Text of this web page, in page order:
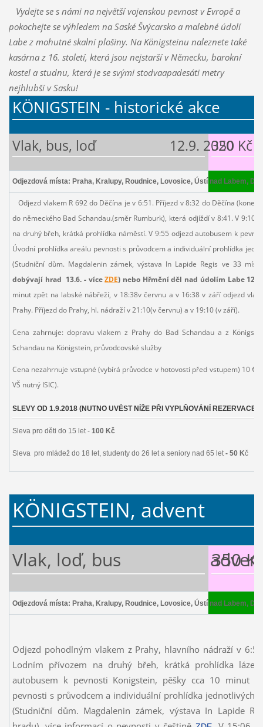
Vydejte se s námi na největší vojenskou pevnost v Evropě a
pokochejte se výhledem na Saské Švýcarsko a malebné údolí
Labe z mohutné skalní plošiny. Na Königsteinu naleznete také
kasárna z 16. století, která jsou nejstarší v Německu, barokní
kostel a studnu, která je se svými stodvaapadesáti metry
nejhlubší v Sasku!
KÖNIGSTEIN - historické akce
Vlak, bus, loď 12.9. 2020
350 Kč
Odjezdová místa: Praha, Kralupy, Roudnice, Lovosice, Ústí nad Labem,
Odjezd vlakem R 692 do Děčína je v 6:51. Příjezd v 8:32 do Děčína
do německého Bad Schandau.(směr Rumburk), která odjíždí v 8:41. V
na druhý břeh, krátká prohlídka náměstí. V 9:55 odjezd autobusem k
Úvodní prohlídka areálu pevnosti s průvodcem a individuální prohlídka
(Studniční dům. Magdalenin zámek, výstava In Lapide Regis ve 33
dobývají hrad 13.6. - víceZDE) nebo Hřmění děl nad údolím Labe
minut zpět na labské nábřeží, v 18:38v červnu a v 16:38 v září odjezd
Prahy. Příjezd do Prahy, hl. nádraží v 21:10(v červnu) a v 19:10 (v září).
Cena zahrnuje: dopravu vlakem z Prahy do Bad Schandau a z
Schandau na Königstein, průvodcovské služby
Cena nezahrnuje vstupné (vybírá průvodce v hotovosti před vstupem) 10 €
VŠ nutný ISIC).
SLEVY OD 1.9.2018 (NUTNO UVÉST NÍŽE PŘI VYPLŇOVÁNÍ REZERVACE)
Sleva pro děti do 15 let -100 Kč
Sleva pro mládež do 18 let, studenty do 26 let a seniory nad 65 let - 50 Kč
KÖNIGSTEIN, advent
Vlak, loď, bus advent
350
Odjezdová místa: Praha, Kralupy, Roudnice, Lovosice, Ústí nad Labem,
Odjezd pohodlným vlakem z Prahy, hlavního nádraží v
Lodním přívozem na druhý břeh, krátká prohlídka
autobusem k pevnosti Konigstein, pěšky cca 10 minut
pevnosti s průvodcem a individuální prohlídka jednotlivých
(Studniční dům. Magdalenin zámek, výstava In Lapide